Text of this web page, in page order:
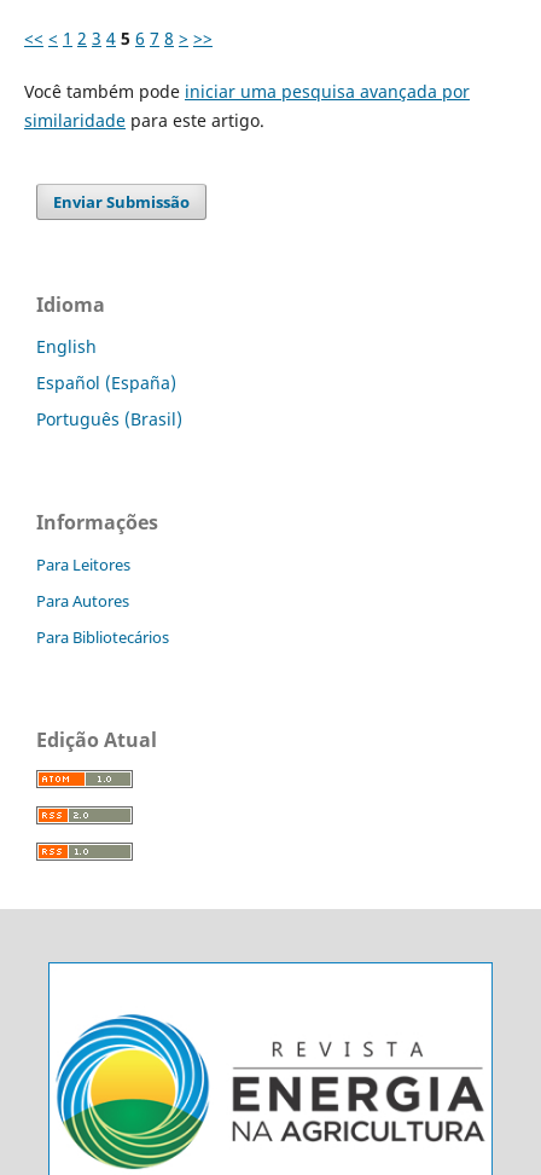
<< < 1 2 3 4 5 6 7 8 > >>
Você também pode iniciar uma pesquisa avançada por
similaridadepara este artigo.
Enviar Submissão
Idioma
English
Español (España)
Português (Brasil)
Informações
Para Leitores
Para Autores
Para Bibliotecários
Edição Atual